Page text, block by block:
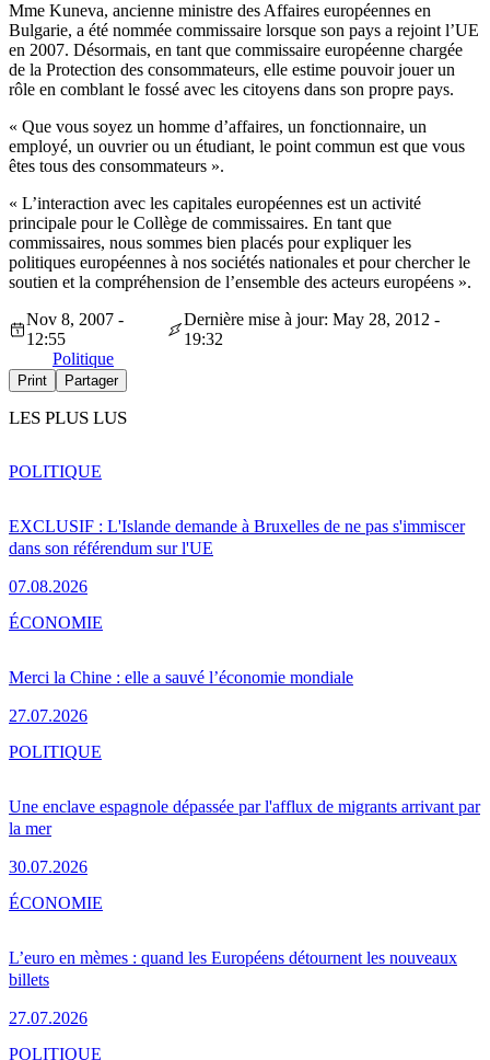
Mme Kuneva, ancienne ministre des Affaires européennes en
Bulgarie, a été nommée commissaire lorsque son pays a rejoint l’UE
en 2007. Désormais, en tant que commissaire européenne chargée
de la Protection des consommateurs, elle estime pouvoir jouer un
rôle en comblant le fossé avec les citoyens dans son propre pays.
« Que vous soyez un homme d’affaires, un fonctionnaire, un
employé, un ouvrier ou un étudiant, le point commun est que vous
êtes tous des consommateurs ».
« L’interaction avec les capitales européennes est un activité
principale pour le Collège de commissaires. En tant que
commissaires, nous sommes bien placés pour expliquer les
politiques européennes à nos sociétés nationales et pour chercher le
soutien et la compréhension de l’ensemble des acteurs européens ».
Nov 8, 2007 -
12:55
Dernière mise à jour: May 28, 2012 -
19:32
Politique
Print Partager
LES PLUS LUS
EXCLUSIF : L'Islande demande à Bruxelles de ne pas s'immiscer
dans son référendum sur l'UE
07.08.2026
POLITIQUE
Merci la Chine : elle a sauvé l’économie mondiale
27.07.2026
ÉCONOMIE
Une enclave espagnole dépassée par l'afflux de migrants arrivant par
la mer
30.07.2026
POLITIQUE
L’euro en mèmes : quand les Européens détournent les nouveaux
billets
27.07.2026
ÉCONOMIE
POLITIQUE